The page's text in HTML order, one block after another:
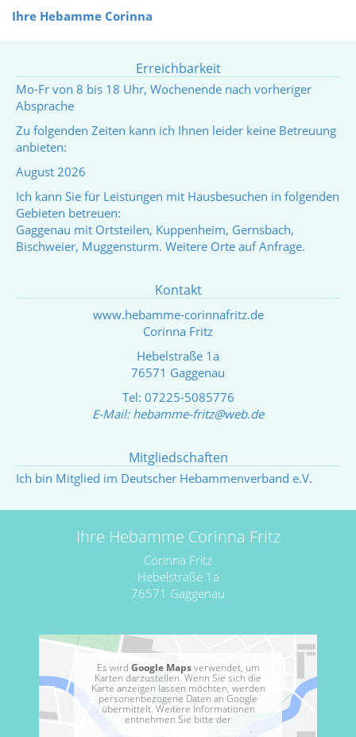
Ihre Hebamme Corinna
Erreichbarkeit
Mo-Fr von 8 bis 18 Uhr, Wochenende nach vorheriger
Absprache
Zu folgenden Zeiten kann ich Ihnen leider keine Betreuung
anbieten:
August 2026
Ich kann Sie für Leistungen mit Hausbesuchen in folgenden
Gebieten betreuen:
Gaggenau mit Ortsteilen, Kuppenheim, Gernsbach,
Bischweier, Muggensturm. Weitere Orte auf Anfrage.
Kontakt
www.hebamme-corinnafritz.de
Corinna Fritz
Hebelstraße 1a
76571 Gaggenau
Tel: 07225-5085776
E-Mail: hebamme-fritz@web.de
Mitgliedschaften
Ich bin Mitglied im Deutscher Hebammenverband e.V.
Ihre Hebamme Corinna Fritz
Corinna Fritz
Hebelstraße 1a
76571 Gaggenau
Es wird Google Mapsverwendet, um
Karten darzustellen. Wenn Sie sich die
Karte anzeigen lassen möchten, werden
personenbezogene Daten an Google
übermittelt. Weitere Informationen
entnehmen Sie bitte der
.